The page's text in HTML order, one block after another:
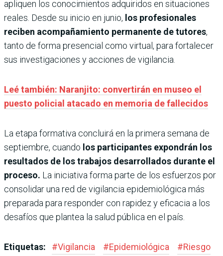
apliquen los conocimientos adquiridos en situaciones
reales. Desde su inicio en junio, los profesionales
reciben acompañamiento permanente de tutores,
tanto de forma presencial como virtual, para fortalecer
sus investigaciones y acciones de vigilancia.
Leé también: Naranjito: convertirán en museo el
puesto policial atacado en memoria de fallecidos
La etapa formativa concluirá en la primera semana de
septiembre, cuando los participantes expondrán los
resultados de los trabajos desarrollados durante el
proceso. La iniciativa forma parte de los esfuerzos por
consolidar una red de vigilancia epidemiológica más
preparada para responder con rapidez y eficacia a los
desafíos que plantea la salud pública en el país.
Etiquetas: #Vigilancia #Epidemiológica #Riesgo